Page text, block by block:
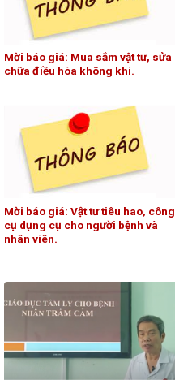
Mời báo giá: Mua sắm vật tư, sửa
chữa điều hòa không khí.
Mời báo giá: Vật tư tiêu hao, công
cụ dụng cụ cho người bệnh và
nhân viên.